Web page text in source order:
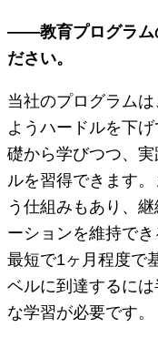
――教育プログラム
ださい。
当社のプログラム
ようハードルを下
礎から学びつつ、
ルを習得できます
う仕組みもあり、
ーションを維持でき
最短で1ヶ月程度で
ベルに到達するに
な学習が必要です。